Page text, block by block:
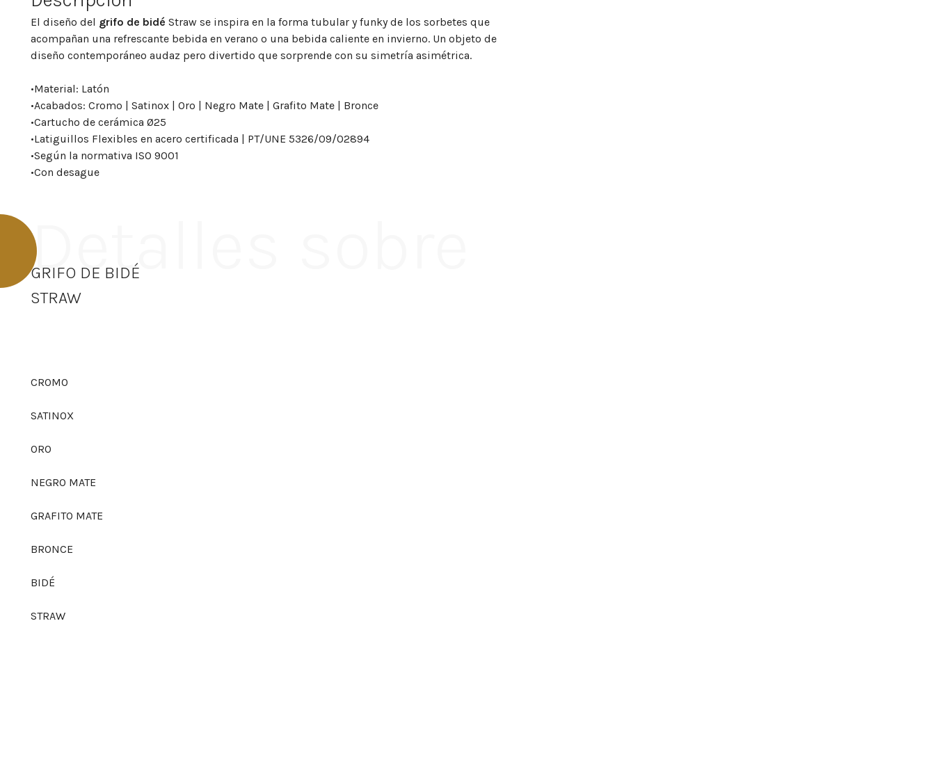
El diseño del grifo de bidé Straw se inspira en la forma tubular y funky de los sorbetes que
acompañan una refrescante bebida en verano o una bebida caliente en invierno. Un objeto de
diseño contemporáneo audaz pero divertido que sorprende con su simetría asimétrica.
•Material: Latón
•Acabados: Cromo | Satinox | Oro | Negro Mate | Grafito Mate | Bronce
•Cartucho de cerámica Ø25
•Latiguillos Flexibles en acero certificada | PT/UNE 5326/09/02894
•Según la normativa ISO 9001
•Con desague
Detalles sobre
GRIFO DE BIDÉ
STRAW
CROMO
SATINOX
ORO
NEGRO MATE
GRAFITO MATE
BRONCE
BIDÉ
STRAW